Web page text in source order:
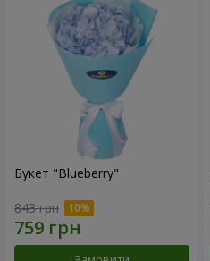
Букет "Blueberry"
843 грн